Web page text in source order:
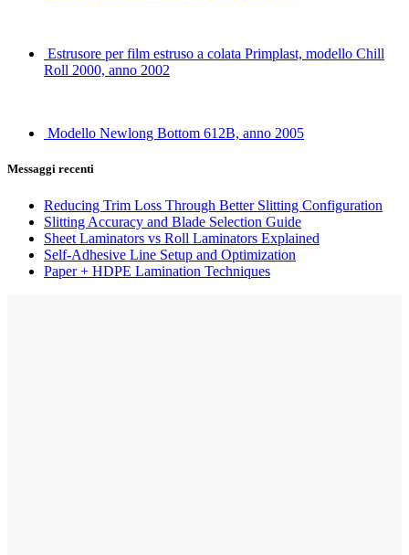
Estrusore per film estruso a colata Primplast, modello Chill
Roll 2000, anno 2002
Modello Newlong Bottom 612B, anno 2005
Messaggi recenti
Reducing Trim Loss Through Better Slitting Configuration
Slitting Accuracy and Blade Selection Guide
Sheet Laminators vs Roll Laminators Explained
Self-Adhesive Line Setup and Optimization
Paper + HDPE Lamination Techniques